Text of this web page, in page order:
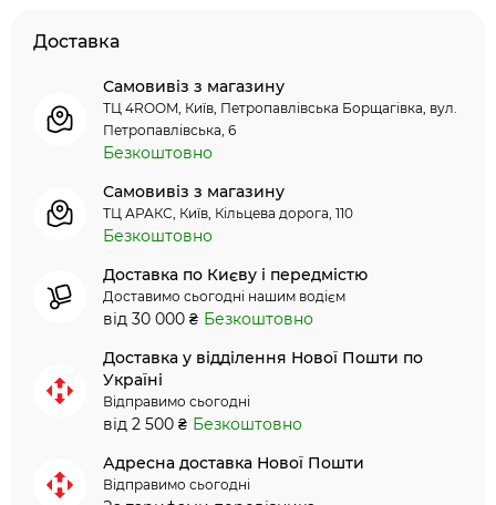
Доставка
Самовивіз з магазину
ТЦ 4ROOM, Київ, Петропавлівська Борщагівка, вул.
Петропавлівська, 6
Безкоштовно
Самовивіз з магазину
ТЦ АРАКС, Київ, Кільцева дорога, 110
Безкоштовно
Доставка по Києву і передмістю
Доставимо сьогодні нашим водієм
від 30 000 ₴ Безкоштовно
Доставка у відділення Нової Пошти по
Україні
Відправимо сьогодні
від 2 500 ₴ Безкоштовно
Адресна доставка Нової Пошти
Відправимо сьогодні